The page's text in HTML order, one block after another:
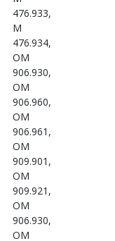
476.933,
M
476.934,
OM
906.930,
OM
906.960,
OM
906.961,
OM
909.901,
OM
909.921,
OM
906.930,
OM